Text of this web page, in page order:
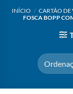
INÍCIO / CARTÃO DE
FOSCA BOPP